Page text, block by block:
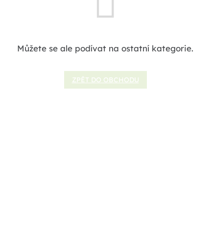
Můžete se ale podívat na ostatní kategorie.
ZPĚT DO OBCHODU